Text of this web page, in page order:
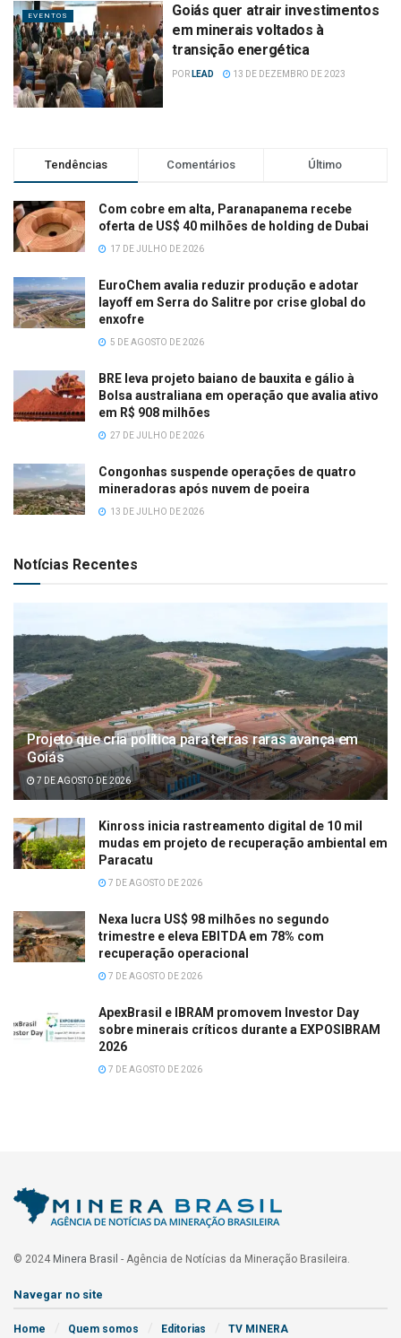
EVENTOS
Goiás quer atrair investimentos
em minerais voltados à
transição energética
POR LEAD 13 DE DEZEMBRO DE 2023
Tendências Comentários Último
Com cobre em alta, Paranapanema recebe
oferta de US$ 40 milhões de holding de Dubai
17 DE JULHO DE 2026
EuroChem avalia reduzir produção e adotar
layoff em Serra do Salitre por crise global do
enxofre
5 DE AGOSTO DE 2026
BRE leva projeto baiano de bauxita e gálio à
Bolsa australiana em operação que avalia ativo
em R$ 908 milhões
27 DE JULHO DE 2026
Congonhas suspende operações de quatro
mineradoras após nuvem de poeira
13 DE JULHO DE 2026
Notícias Recentes
Projeto que cria política para terras raras avança em
Goiás
7 DE AGOSTO DE 2026
Kinross inicia rastreamento digital de 10 mil
mudas em projeto de recuperação ambiental em
Paracatu
7 DE AGOSTO DE 2026
Nexa lucra US$ 98 milhões no segundo
trimestre e eleva EBITDA em 78% com
recuperação operacional
7 DE AGOSTO DE 2026
ApexBrasil e IBRAM promovem Investor Day
sobre minerais críticos durante a EXPOSIBRAM
2026
7 DE AGOSTO DE 2026
© 2024 Minera Brasil - Agência de Notícias da Mineração Brasileira.
Navegar no site
Home Quem somos Editorias TV MINERA